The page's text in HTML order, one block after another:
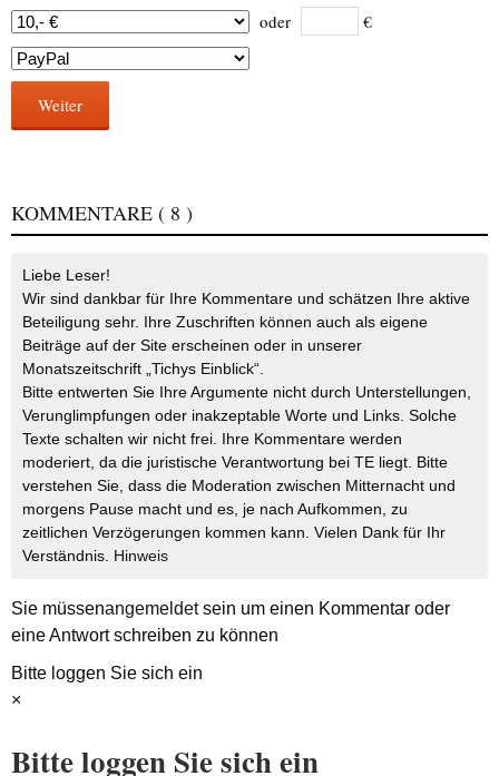
oder €
Weiter
KOMMENTARE ( 8 )
Liebe Leser!
Wir sind dankbar für Ihre Kommentare und schätzen Ihre aktive
Beteiligung sehr. Ihre Zuschriften können auch als eigene
Beiträge auf der Site erscheinen oder in unserer
Monatszeitschrift „Tichys Einblick“.
Bitte entwerten Sie Ihre Argumente nicht durch Unterstellungen,
Verunglimpfungen oder inakzeptable Worte und Links. Solche
Texte schalten wir nicht frei. Ihre Kommentare werden
moderiert, da die juristische Verantwortung bei TE liegt. Bitte
verstehen Sie, dass die Moderation zwischen Mitternacht und
morgens Pause macht und es, je nach Aufkommen, zu
zeitlichen Verzögerungen kommen kann. Vielen Dank für Ihr
Verständnis. Hinweis
Sie müssenangemeldetsein um einen Kommentar oder
eine Antwort schreiben zu können
Bitte loggen Sie sich ein
×
Bitte loggen Sie sich ein